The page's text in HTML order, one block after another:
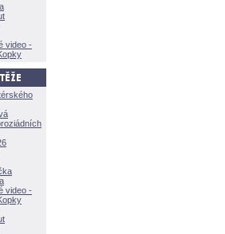
video -
video -